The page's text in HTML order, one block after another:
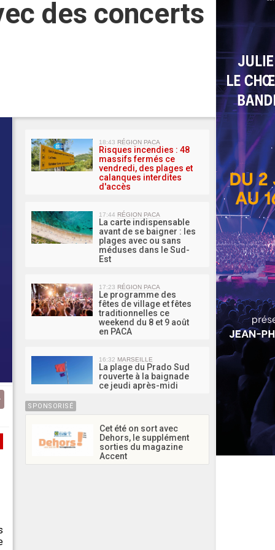
des concerts
18:43 RÉGION PACA
Risques incendies : 48
massifs fermés ce
vendredi, des plages et
calanques interdites
d'accès
17:44 RÉGION PACA
La carte indispensable
avant de se baigner : les
plages avec ou sans
méduses dans le Sud-
Est
17:23 RÉGION PACA
Le programme des
fêtes de village et fêtes
traditionnelles ce
weekend du 8 et 9 août
en PACA
16:32 MARSEILLE
La plage du Prado Sud
rouverte à la baignade
ce jeudi après-midi
SPONSORISÉ
Cet été on sort avec
Dehors, le supplément
sorties du magazine
Accent